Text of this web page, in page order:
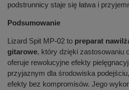
podstrunnicy staje się łatwa i
Podsumowanie
Lizard Spit MP-02 to preparat
gitarowe, który dzięki zastosowaniu
oferuje rewolucyjne efekty
przyjaznym dla środowiska
efekty bez kompromisów. Jego